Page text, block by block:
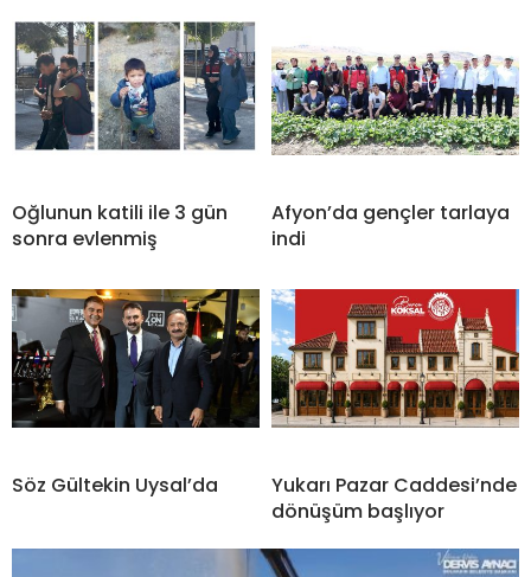
Oğlunun katili ile 3 gün
sonra evlenmiş
Afyon’da gençler tarlaya
indi
Söz Gültekin Uysal’da
Yukarı Pazar Caddesi’nde
dönüşüm başlıyor